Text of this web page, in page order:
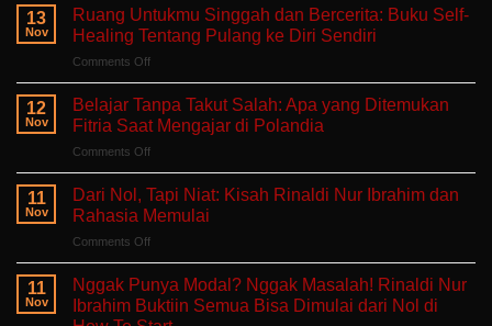
Terlalu
Lelah
Untuk
Mengeluh:
Ruang
Aman
untuk
Sedang
Berjuang
13
Nov
Ruang Untukmu Singgah dan Bercerita: Buku Self-
Healing Tentang Pulang ke Diri Sendiri
Comments Offon
Ruang
Untukmu
Singgah
dan
Bercerita:
Buku
Self-
Healing
ke
Diri
Sendiri
12
Nov
Belajar Tanpa Takut Salah: Apa yang Ditemukan
Fitria Saat Mengajar di Polandia
Comments Offon
Belajar
Tanpa
Takut
Salah:
Apa
yang
Ditemukan
Fitria
Saat
11
Nov
Dari Nol, Tapi Niat: Kisah Rinaldi Nur Ibrahim dan
Rahasia Memulai
Comments Offon
Dari
Nol,
Tapi
Niat:
11
Nov
Nggak Punya Modal? Nggak Masalah! Rinaldi Nur
Ibrahim Buktiin Semua Bisa Dimulai dari Nol di